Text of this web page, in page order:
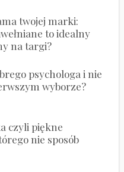
twojej marki:
to idealny
na targi?
psychologa i nie
wyborze?
czyli piękne
nie sposób